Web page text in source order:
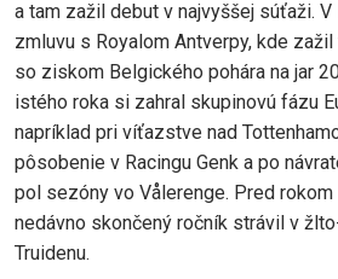
a tam zažil debut v najvyššej súťaži.
zmluvu s Royalom Antverpy, kde
so ziskom Belgického pohára na jar
istého roka si zahral skupinovú fázu
napríklad pri víťazstve nad
pôsobenie v Racingu Genk a po
pol sezóny vo Vålerenge. Pred
nedávno skončený ročník strávil v
Truidenu.